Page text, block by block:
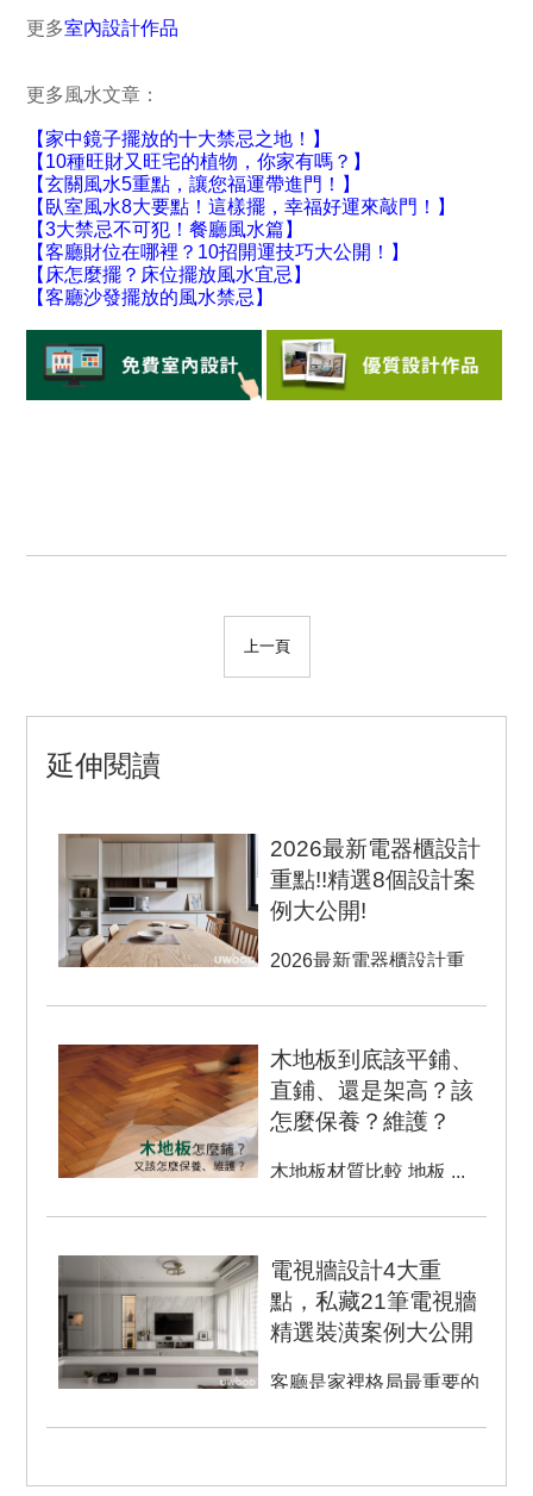
更多室內設計作品
更多風水文章：
【家中鏡子擺放的十大禁忌之地！】
【10種旺財又旺宅的植物，你家有嗎？】
【玄關風水5重點，讓您福運帶進門！】
【臥室風水8大要點！這樣擺，幸福好運來敲門！】
【3大禁忌不可犯！餐廳風水篇】
【客廳財位在哪裡？10招開運技巧大公開！】
【床怎麼擺？床位擺放風水宜忌】
【客廳沙發擺放的風水禁忌 】
上一頁
延伸閱讀
2026最新電器櫃設計
重點!!精選8個設計案
例大公開!
2026最新電器櫃設計重
開! 電器櫃設計在餐廳與
木地板到底該平鋪、
直鋪、還是架高？該
怎麼保養？維護？
木地板材質比較 地板 ...
電視牆設計4大重
點，私藏21筆電視牆
精選裝潢案例大公開
客廳是家裡格局最重要的
情的重要場域，也是展現
間。 ...